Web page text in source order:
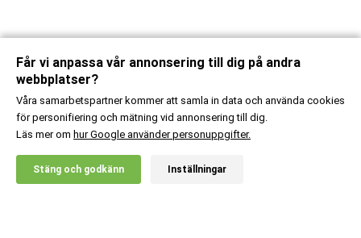
20% RABATT!
X
Får vi anpassa vår annonsering till dig på andra
webbplatser?
Våra samarbetspartner kommer att samla in data och använda cookies
för personifiering och mätning vid annonsering till dig.
Läs mer om hur Google använder personuppgifter.
Stäng och godkänn Inställningar